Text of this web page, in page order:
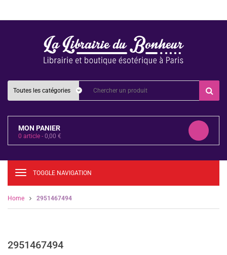
MON PANIER
0 article - 0,00 €
TOGGLE NAVIGATION
Home 2951467494
2951467494